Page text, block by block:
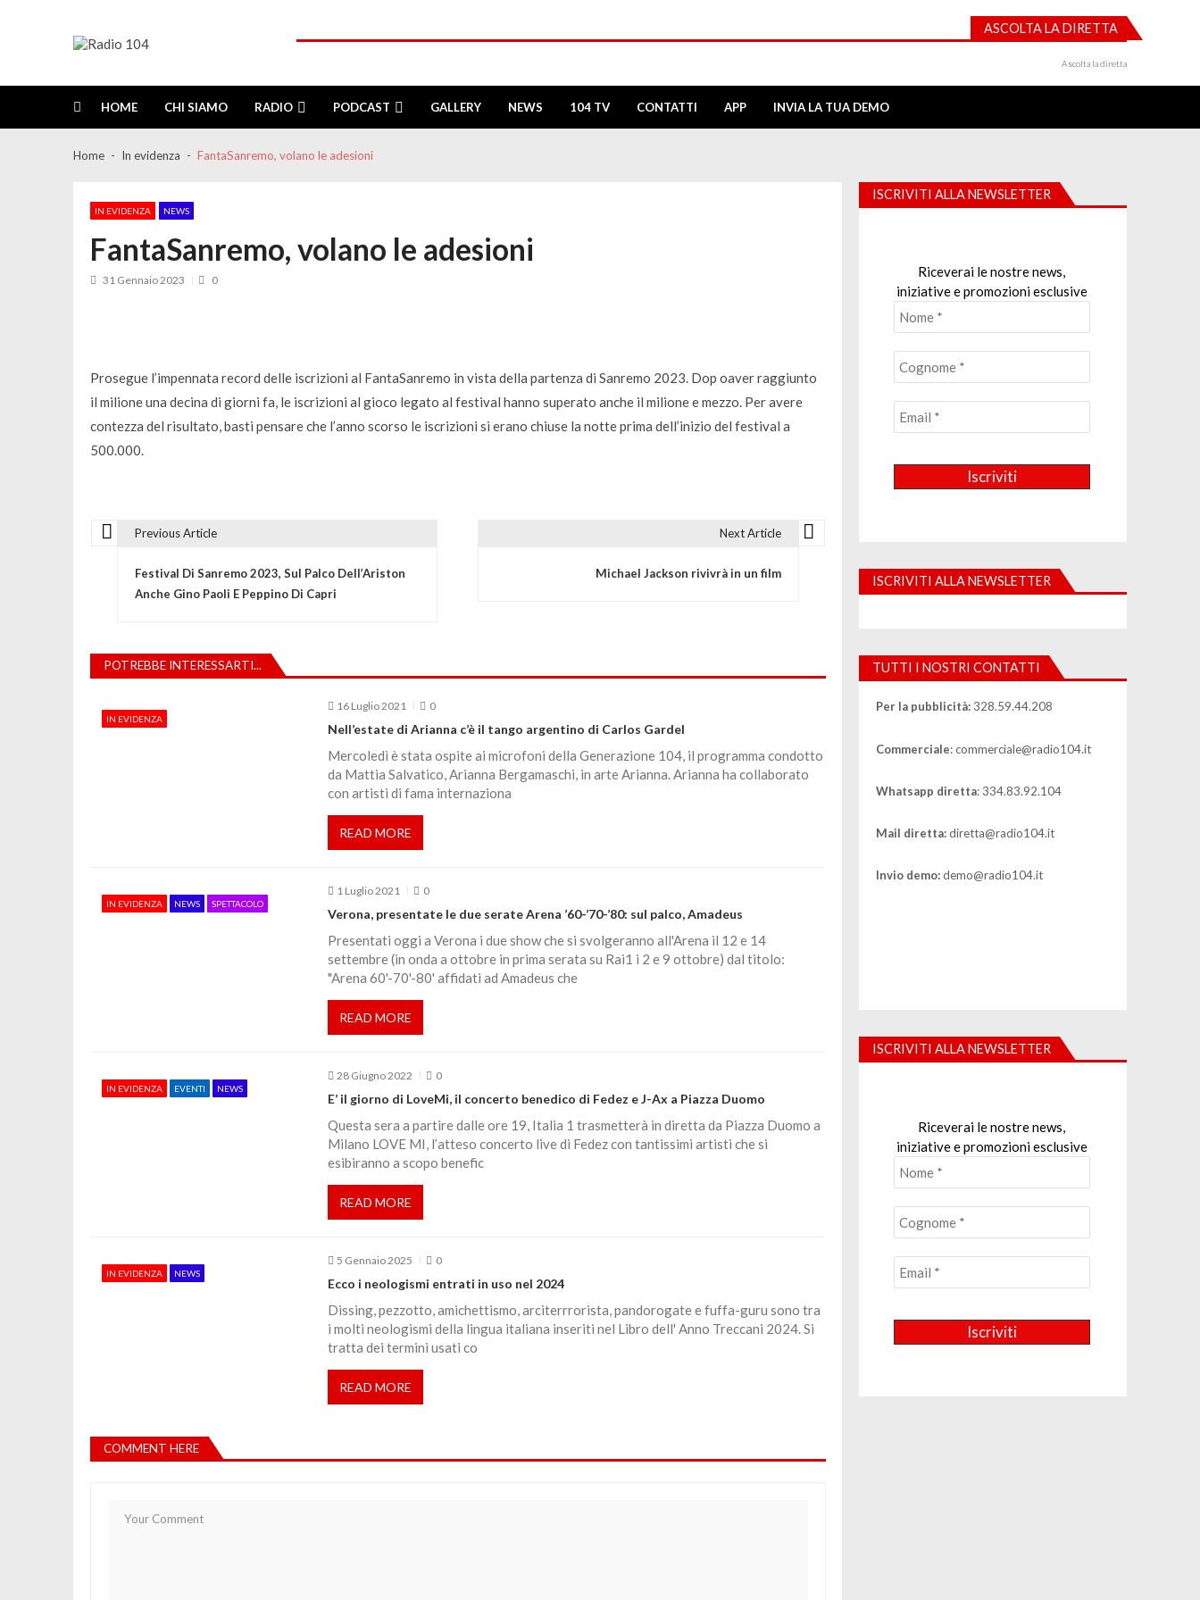
ASCOLTA LA DIRETTA
Ascolta la diretta
HOME CHI SIAMO RADIO PODCAST GALLERY NEWS 104 TV CONTATTI APP INVIA LA TUA DEMO
Home In evidenza FantaSanremo, volano le adesioni
IN EVIDENZA NEWS
FantaSanremo, volano le adesioni
31 Gennaio 2023 0
Prosegue l’impennata record delle iscrizioni al FantaSanremo in vista della partenza di Sanremo 2023. Dop oaver raggiunto
il milione una decina di giorni fa, le iscrizioni al gioco legato al festival hanno superato anche il milione e mezzo. Per avere
contezza del risultato, basti pensare che l’anno scorso le iscrizioni si erano chiuse la notte prima dell’inizio del festival a
500.000.
v
i
g
o
o
Previous Article
Festival Di Sanremo 2023, Sul Palco Dell’Ariston
Anche Gino Paoli E Peppino Di Capri
Next Article
Michael Jackson rivivrà in un film
POTREBBE INTERESSARTI...
IN EVIDENZA
16 Luglio 2021 0
Nell’estate di Arianna c’è il tango argentino di Carlos Gardel
Mercoledì è stata ospite ai microfoni della Generazione 104, il programma condotto
da Mattia Salvatico, Arianna Bergamaschi, in arte Arianna. Arianna ha collaborato
con artisti di fama internaziona
READ MORE
IN EVIDENZA NEWS SPETTACOLO
1 Luglio 2021 0
Verona, presentate le due serate Arena ’60-’70-’80: sul palco, Amadeus
Presentati oggi a Verona i due show che si svolgeranno all'Arena il 12 e 14
settembre (in onda a ottobre in prima serata su Rai1 i 2 e 9 ottobre) dal titolo:
"Arena 60'-70'-80' affidati ad Amadeus che
READ MORE
IN EVIDENZA EVENTI NEWS
28 Giugno 2022 0
E’ il giorno di LoveMi, il concerto benedico di Fedez e J-Ax a Piazza Duomo
Questa sera a partire dalle ore 19, Italia 1 trasmetterà in diretta da Piazza Duomo a
Milano LOVE MI, l’atteso concerto live di Fedez con tantissimi artisti che si
esibiranno a scopo benefic
READ MORE
IN EVIDENZA NEWS
5 Gennaio 2025 0
Ecco i neologismi entrati in uso nel 2024
Dissing, pezzotto, amichettismo, arciterrrorista, pandorogate e fuffa-guru sono tra
i molti neologismi della lingua italiana inseriti nel Libro dell' Anno Treccani 2024. Si
tratta dei termini usati co
READ MORE
COMMENT HERE
ISCRIVITI ALLA NEWSLETTER
Riceverai le nostre news,
iniziative e promozioni esclusive
ISCRIVITI ALLA NEWSLETTER
TUTTI I NOSTRI CONTATTI
Per la pubblicità:328.59.44.208
Commerciale: commerciale@radio104.it
Whatsapp diretta: 334.83.92.104
Mail diretta:diretta@radio104.it
Invio demo:demo@radio104.it
ISCRIVITI ALLA NEWSLETTER
Riceverai le nostre news,
iniziative e promozioni esclusive